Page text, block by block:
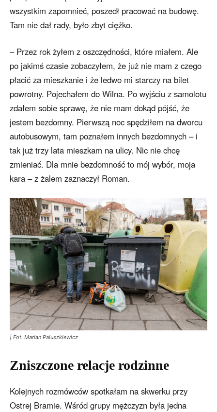
wszystkim zapomnieć, poszedł pracować na budowę.
Tam nie dał rady, było zbyt ciężko.
– Przez rok żyłem z oszczędności, które miałem. Ale
po jakimś czasie zobaczyłem, że już nie mam z czego
płacić za mieszkanie i że ledwo mi starczy na bilet
powrotny. Pojechałem do Wilna. Po wyjściu z samolotu
zdałem sobie sprawę, że nie mam dokąd pójść, że
jestem bezdomny. Pierwszą noc spędziłem na dworcu
autobusowym, tam poznałem innych bezdomnych – i
tak już trzy lata mieszkam na ulicy. Nic nie chcę
zmieniać. Dla mnie bezdomność to mój wybór, moja
kara – z żalem zaznaczył Roman.
| Fot. Marian Paluszkiewicz
Zniszczone relacje rodzinne
Kolejnych rozmówców spotkałam na skwerku przy
Ostrej Bramie. Wśród grupy mężczyzn była jedna